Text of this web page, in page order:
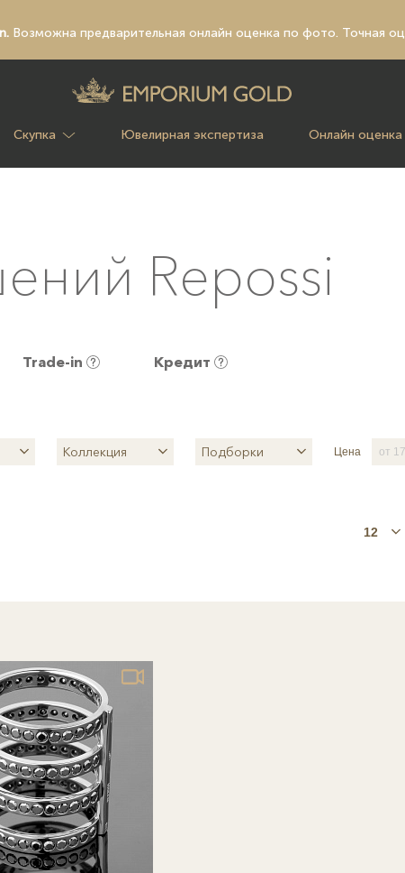
Возможна предварительная онлайн оценка по фото. Точная
Скупка Ювелирная экспертиза Онлайн оценка
Repossi
Trade-in Кредит
Коллекция Подборки Цена
12